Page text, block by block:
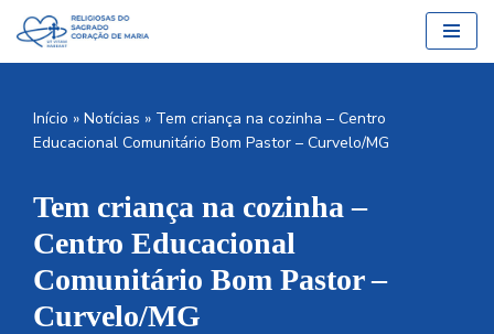
Pular
conteúdo
Início » Notícias » Tem criança na cozinha – Centro
Educacional Comunitário Bom Pastor – Curvelo/MG
Tem criança na cozinha –
Centro Educacional
Comunitário Bom Pastor –
Curvelo/MG